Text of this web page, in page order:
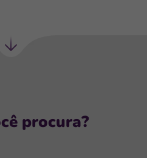
procura?